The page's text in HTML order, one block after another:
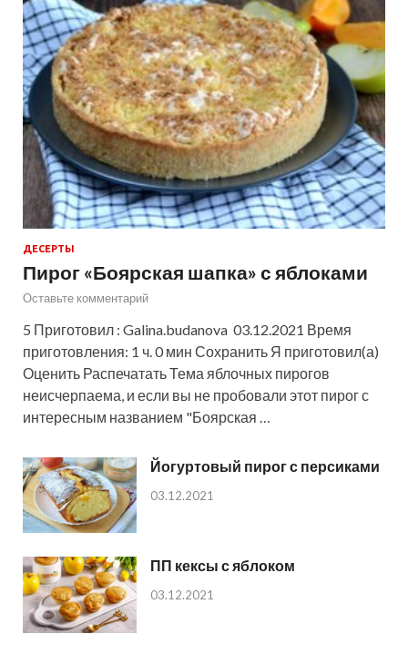
ДЕСЕРТЫ
Пирог «Боярская шапка» с яблоками
Оставьте комментарий
5 Приготовил : Galina.budanova 03.12.2021 Время
приготовления: 1 ч. 0 мин Сохранить Я приготовил(а)
Оценить Распечатать Тема яблочных пирогов
неисчерпаема, и если вы не пробовали этот пирог с
интересным названием "Боярская …
Йогуртовый пирог с персиками
03.12.2021
ПП кексы с яблоком
03.12.2021